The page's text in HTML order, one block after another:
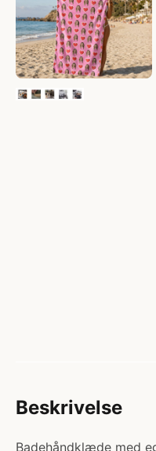
Beskrivelse
Badehåndklæde med